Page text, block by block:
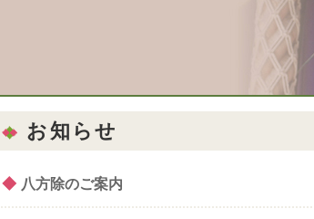
お知らせ
◆ 八方除のご案内